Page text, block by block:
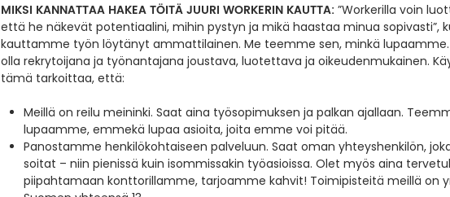
MIKSI KANNATTAA HAKEA TÖITÄ JUURI WORKERIN KAUTTA: ”Workerilla voin
että he näkevät potentiaalini, mihin pystyn ja mikä haastaa minua sopivasti”,
kauttamme työn löytänyt ammattilainen. Me teemme sen, minkä
olla rekrytoijana ja työnantajana joustava, luotettava ja oikeudenmukainen.
tämä tarkoittaa, että:
Meillä on reilu meininki. Saat aina työsopimuksen ja palkan ajallaan.
lupaamme, emmekä lupaa asioita, joita emme voi pitää.
Panostamme henkilökohtaiseen palveluun. Saat oman yhteyshenkilön,
soitat – niin pienissä kuin isommissakin työasioissa. Olet myös aina
piipahtamaan konttorillamme, tarjoamme kahvit! Toimipisteitä meillä on